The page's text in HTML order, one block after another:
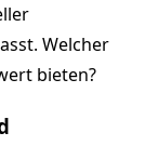
Welcher
bieten?